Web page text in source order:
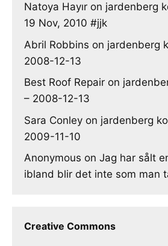
Natoya Hayır on jardenberg
19 Nov, 2010 #jjk
Abril Robbins on jardenberg
2008-12-13
Best Roof Repair on
– 2008-12-13
Sara Conley on jardenberg
2009-11-10
Anonymous on Jag har sålt
ibland blir det inte som man
Creative Commons